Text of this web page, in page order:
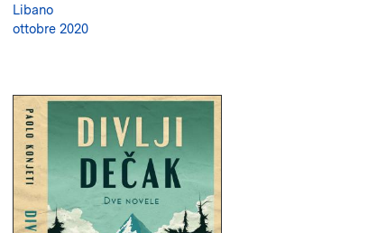
Libano
ottobre 2020